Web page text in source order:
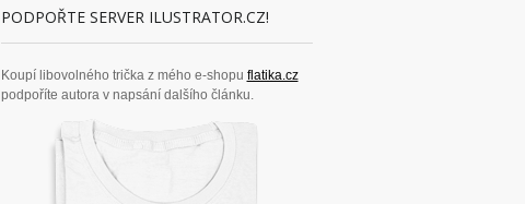
PODPOŘTE SERVER ILUSTRATOR.CZ!
Koupí libovolného trička z mého e-shopu flatika.cz
podpoříte autora v napsání dalšího článku.